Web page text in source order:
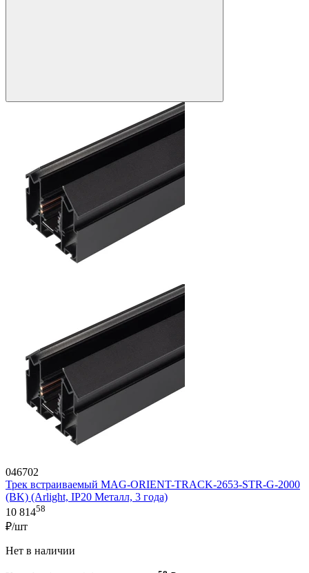
046702
Трек встраиваемый MAG-ORIENT-TRACK-2653-STR-G-2000
(BK) (Arlight, IP20 Металл, 3 года)
10 81458
₽/шт
Нет в наличии